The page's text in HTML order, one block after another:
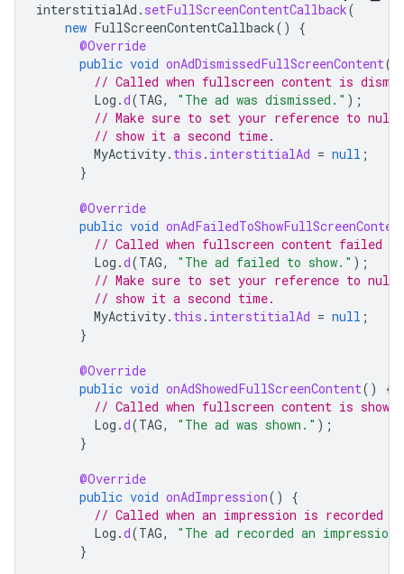
interstitialAd . setFullScreenContentCallback(
new FullScreenContentCallback()
{
@Override
public void onAdDismissedFullScreenContent()
// Called when fullscreen content is
Log .d(TAG, "The ad was dismissed." );
// Make sure to set your reference to null
// show it a second time.
MyActivity. this . interstitialAd = null ;
}
@Override
public void
// Called when fullscreen content failed to
Log .d(TAG, "The ad failed to show." );
// Make sure to set your reference to null
// show it a second time.
MyActivity. this . interstitialAd = null ;
}
@Override
public void onAdShowedFullScreenContent()
{
// Called when fullscreen content is shown.
Log .d(TAG, "The ad was shown." );
}
@Override
public void onAdImpression()
{
// Called when an impression is recorded
Log .d(TAG,
"The ad recorded an
}